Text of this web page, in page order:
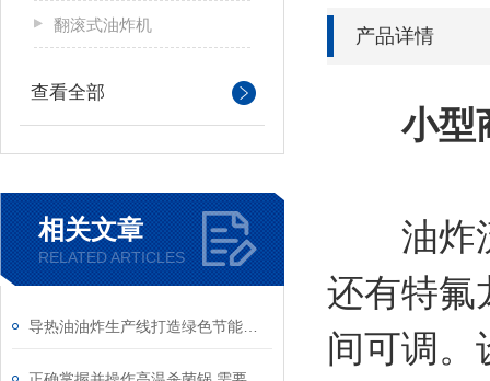
翻滚式油炸机
查看全部
相关文章
RELATED ARTICLES
产品详情
小型
油炸流
还有特氟
间可调。